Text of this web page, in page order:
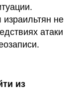
не
атаки
из